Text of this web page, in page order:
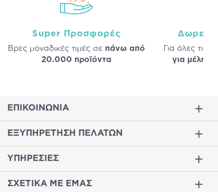
Super Προσφορές
Βρες μοναδικές τιμές σε πάνω από
20.000 προϊόντα
Δωρεάν
Για όλες τις
για μέλη
ΕΠΙΚΟΙΝΩΝΙΑ
ΕΞΥΠΗΡΕΤΗΣΗ ΠΕΛΑΤΩΝ
ΥΠΗΡΕΣΙΕΣ
ΣΧΕΤΙΚΑ ΜΕ ΕΜΑΣ